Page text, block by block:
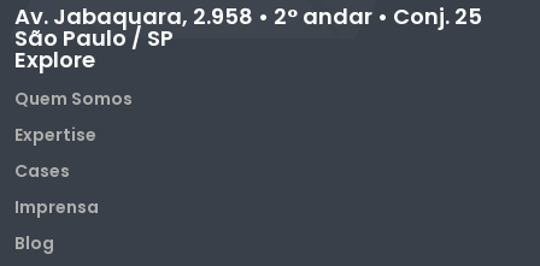
Av. Jabaquara, 2.958 • 2° andar • Conj. 25
São Paulo / SP
Explore
Quem Somos
Expertise
Cases
Imprensa
Blog